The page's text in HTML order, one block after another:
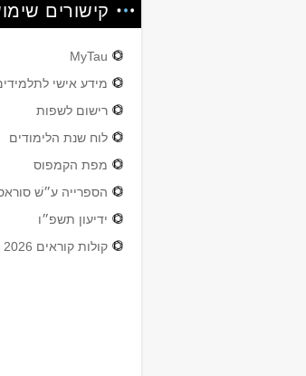
לשנת
קישורים
MyTau
מידע אישי
רישום לשפות
לוח שנת הלימודים
מפת הקמפוס
הספרייה ע״שׁ
ידיעון תשפ״ו
קולות קוראים 2026